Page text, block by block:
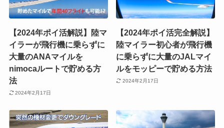
【2024年ポイ活解説】陸マ
イラーが飛行機に乗らずに
大量のANAマイルを
nimocaルートで貯める方
法
2024年2月17日
【2024年ポイ活完全解説】
陸マイラー初心者が飛行機
に乗らずに大量のJALマイ
ルをモッピーで貯める方法
2024年2月17日